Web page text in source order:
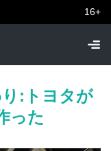
16+
:トヨタが
った